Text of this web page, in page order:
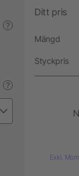
?
?
Ditt pris
Mängd
Styckpris
Exkl.